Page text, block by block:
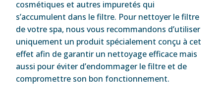
cosmétiques et autres impuretés qui
s’accumulent dans le filtre. Pour nettoyer le filtre
de votre spa, nous vous recommandons d’utiliser
uniquement un produit spécialement conçu à cet
effet afin de garantir un nettoyage efficace mais
aussi pour éviter d’endommager le filtre et de
compromettre son bon fonctionnement.